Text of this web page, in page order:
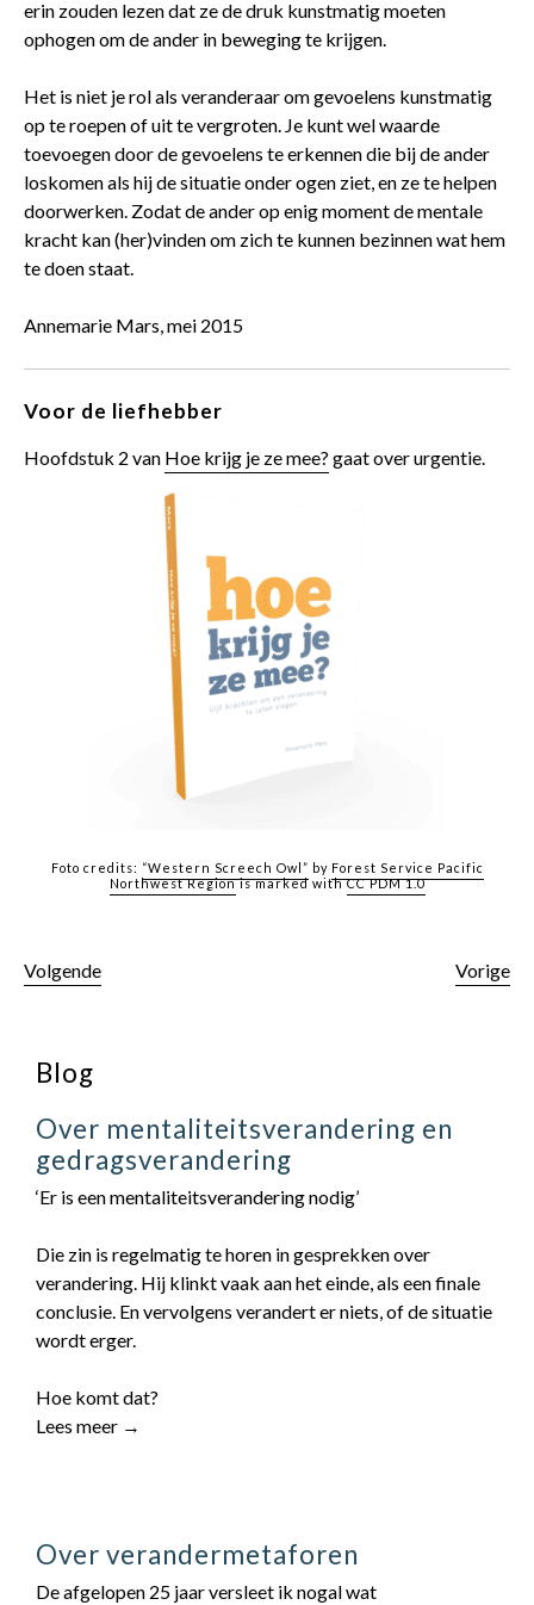
erin zouden lezen dat ze de druk kunstmatig moeten
ophogen om de ander in beweging te krijgen.
Het is niet je rol als veranderaar om gevoelens kunstmatig
op te roepen of uit te vergroten. Je kunt wel waarde
toevoegen door de gevoelens te erkennen die bij de ander
loskomen als hij de situatie onder ogen ziet, en ze te helpen
doorwerken. Zodat de ander op enig moment de mentale
kracht kan (her)vinden om zich te kunnen bezinnen wat hem
te doen staat.
Annemarie Mars, mei 2015
Voor de liefhebber
Hoofdstuk 2 van Hoe krijg je ze mee? gaat over urgentie.
Foto credits: “Western Screech Owl” by Forest Service Pacific
Northwest Regionis marked withCC PDM 1.0
Volgende Vorige
Blog
Over mentaliteitsverandering en
gedragsverandering
‘Er is een mentaliteitsverandering nodig’
Die zin is regelmatig te horen in gesprekken over
verandering. Hij klinkt vaak aan het einde, als een finale
conclusie. En vervolgens verandert er niets, of de situatie
wordt erger.
Hoe komt dat?
Lees meer →
Over verandermetaforen
De afgelopen 25 jaar versleet ik nogal wat